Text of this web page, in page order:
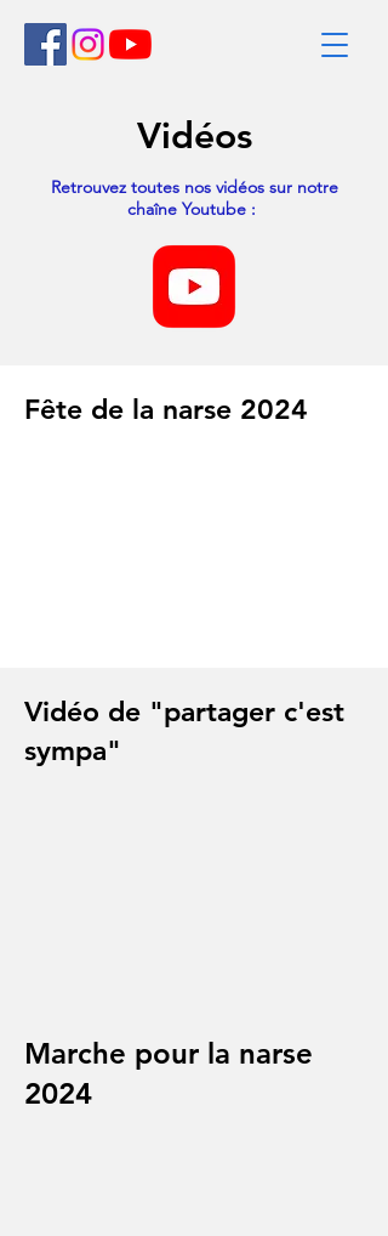
Vidéos
Retrouvez toutes nos vidéos sur notre
chaîne Youtube :
Fête de la narse 2024
Vidéo de "partager c'est
sympa"
Marche pour la narse
2024